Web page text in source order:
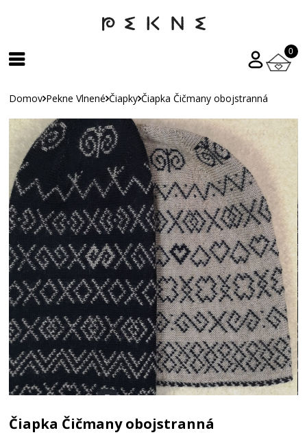
0
Domov Pekne Vlnené Čiapky Čiapka Čičmany obojstranná
Čiapka Čičmany obojstranná